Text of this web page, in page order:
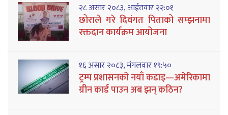
२८ असार २०८३, आईतवार २२:०१
छोराले गरे दिवंगत पिताको सम्झनामा
रक्तदान कार्यक्रम आयोजना
१६ असार २०८३, मंगलवार १९:५०
ट्रम्प प्रशासनको नयाँ कडाइ—अमेरिकामा
ग्रीन कार्ड पाउन अब झन् कठिन?